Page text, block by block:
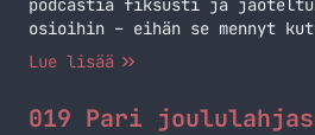
podcastia fiksusti ja
osioihin – eihän se mennyt
Muutama linkki: Blubrry Twitter
fiksuin tehdä? Vinkkejä
Lue lisää
019 Pari